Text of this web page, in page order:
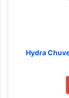
Hydra